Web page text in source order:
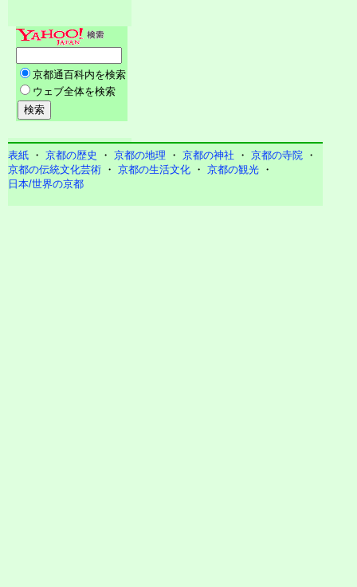
表紙 ・ 京都の歴史 ・ 京都の地理 ・ 京都の神社 ・ 京都の寺院 ・
京都の伝統文化芸術 ・ 京都の生活文化 ・ 京都の観光 ・
日本/世界の京都